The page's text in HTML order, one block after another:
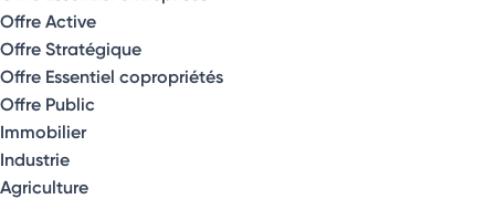
Offre Active
Offre Stratégique
Offre Essentiel copropriétés
Offre Public
Immobilier
Industrie
Agriculture